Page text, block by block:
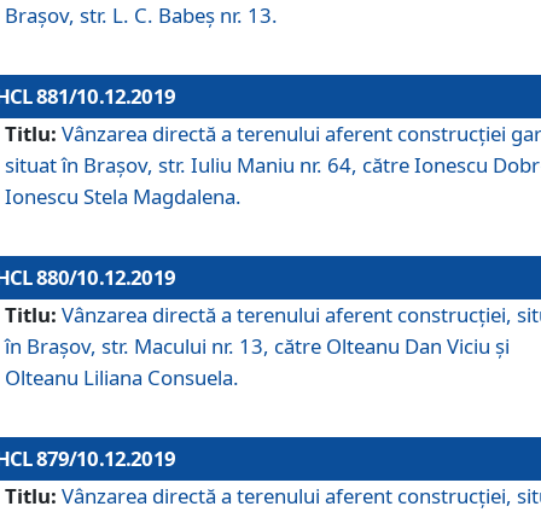
Brașov, str. L. C. Babeș nr. 13.
881/10.12.2019
Titlu: Vânzarea directă a terenului aferent construcției
situat în Brașov, str. Iuliu Maniu nr. 64, către Ionescu
Ionescu Stela Magdalena.
880/10.12.2019
Titlu: Vânzarea directă a terenului aferent construcției,
în Brașov, str. Macului nr. 13, către Olteanu Dan Viciu și
Olteanu Liliana Consuela.
879/10.12.2019
Titlu: Vânzarea directă a terenului aferent construcției,